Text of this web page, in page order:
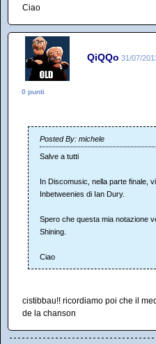
Ciao
QiQQo 31/07/
0 punti
Posted By: michele
Salve a tutti
In Discomusic, nella parte finale,
Inbetweenies di Ian Dury.
Spero che questa mia notazione
Shining.
Ciao
cistibbau!! ricordiamo poi che il
de la chanson